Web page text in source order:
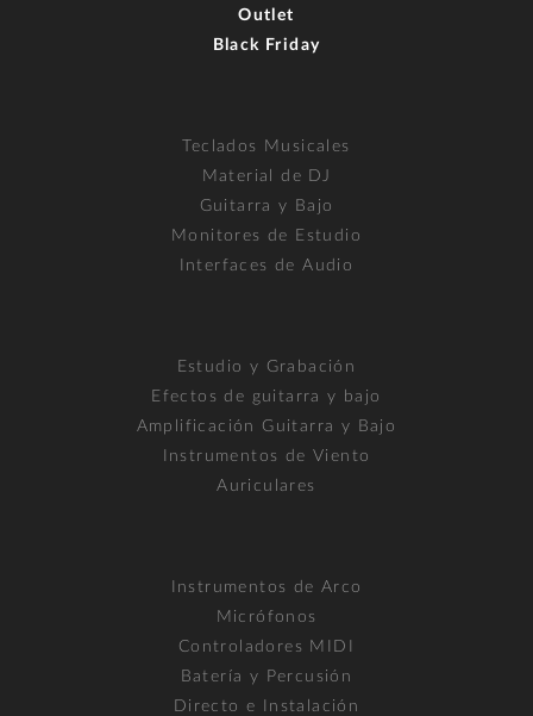
Outlet
Black Friday
Teclados Musicales
Material de DJ
Guitarra y Bajo
Monitores de Estudio
Interfaces de Audio
Estudio y Grabación
Efectos de guitarra y bajo
Amplificación Guitarra y Bajo
Instrumentos de Viento
Auriculares
Instrumentos de Arco
Micrófonos
Controladores MIDI
Batería y Percusión
Directo e Instalación